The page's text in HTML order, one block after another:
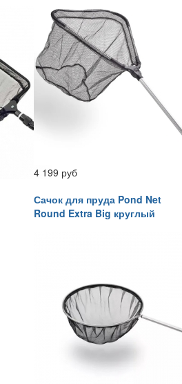
4 199 руб
Сачок для пруда Pond Net
Round Extra Big круглый